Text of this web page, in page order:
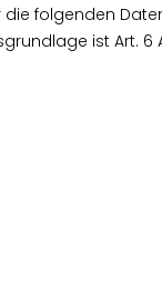
folgenden
ist Art. 6